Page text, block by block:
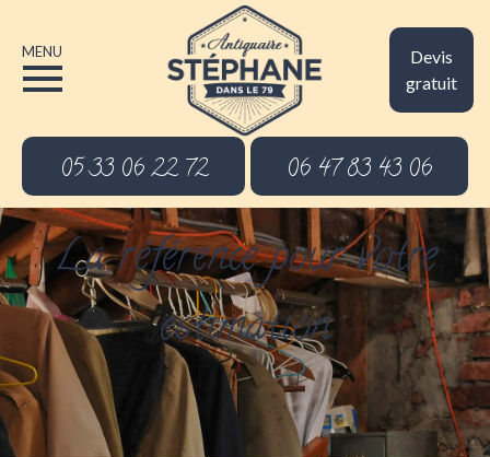
Devis
gratuit
MENU
05 33 06 22 72 06 47 83 43 06
La référence pour votre
estimation